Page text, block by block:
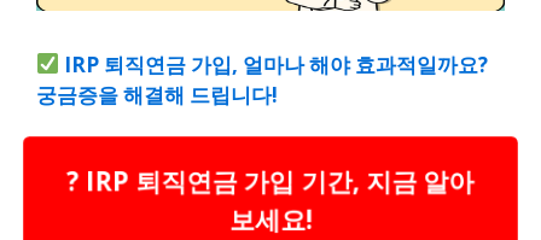
IRP 퇴직연금 가입, 얼마나 해야 효과적일까요?
궁금증을 해결해 드립니다!
? IRP 퇴직연금 가입 기간, 지금 알아
보세요!